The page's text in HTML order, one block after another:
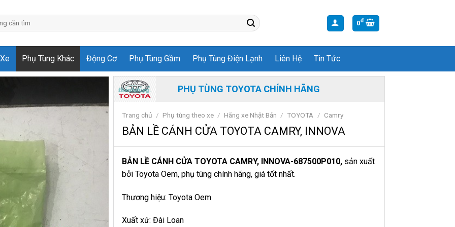
0đ
Phụ Tùng Khác Động Cơ Phụ Tùng Gầm Phụ Tùng Điện Lạnh Liên Hệ Tin Tức
PHỤ TÙNG TOYOTA CHÍNH HÃNG
Trang chủ / Phụ tùng theo xe / Hãng xe Nhật Bản / TOYOTA / Camry
BẢN LỀ CÁNH CỬA TOYOTA CAMRY, INNOVA
BẢN LỀ CÁNH CỬA TOYOTA CAMRY, INNOVA-687500P010, sản xuất
bởi Toyota Oem, phụ tùng chính hãng, giá tốt nhất.
Thương hiệu: Toyota Oem
Xuất xứ: Đài Loan